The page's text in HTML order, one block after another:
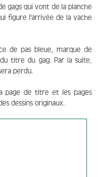
gags qui vont de la planche
figure l'arrivée de la vache
de pas bleue, marque de
titre du gag. Par la suite,
perdu.
page de titre et les pages
dessins originaux.